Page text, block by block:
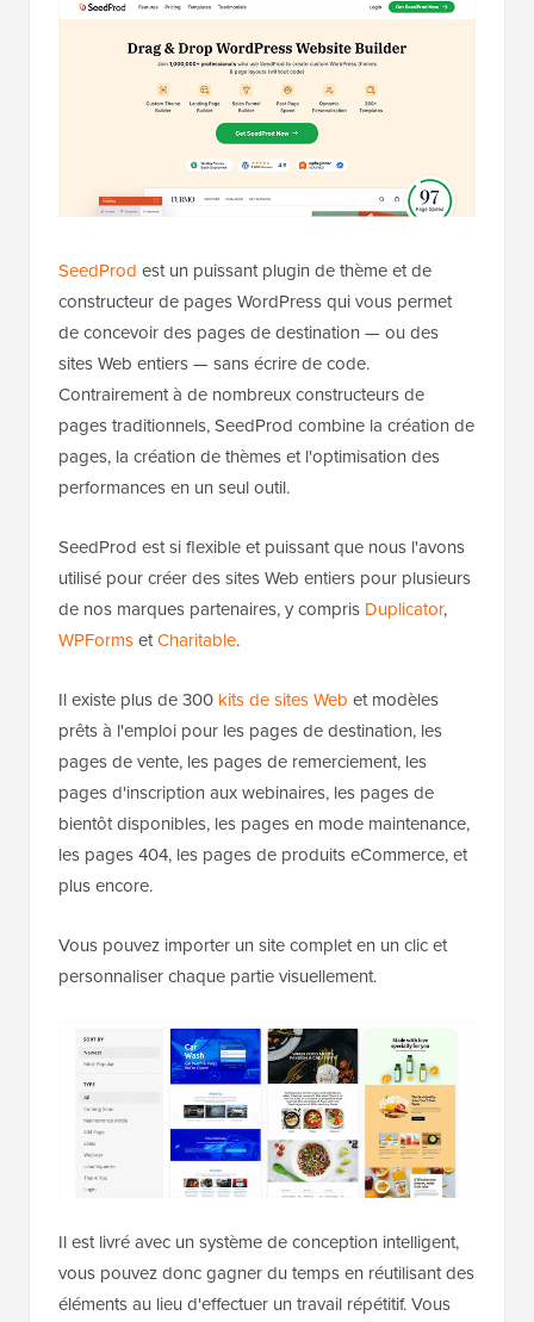
SeedProd est un puissant plugin de thème et de
constructeur de pages WordPress qui vous permet
de concevoir des pages de destination — ou des
sites Web entiers — sans écrire de code.
Contrairement à de nombreux constructeurs de
pages traditionnels, SeedProd combine la création de
pages, la création de thèmes et l'optimisation des
performances en un seul outil.
SeedProd est si flexible et puissant que nous l'avons
utilisé pour créer des sites Web entiers pour plusieurs
de nos marques partenaires, y compris Duplicator,
WPFormsetCharitable.
Il existe plus de 300 kits de sites Web et modèles
prêts à l'emploi pour les pages de destination, les
pages de vente, les pages de remerciement, les
pages d'inscription aux webinaires, les pages de
bientôt disponibles, les pages en mode maintenance,
les pages 404, les pages de produits eCommerce, et
plus encore.
Vous pouvez importer un site complet en un clic et
personnaliser chaque partie visuellement.
Il est livré avec un système de conception intelligent,
vous pouvez donc gagner du temps en réutilisant des
éléments au lieu d'effectuer un travail répétitif. Vous